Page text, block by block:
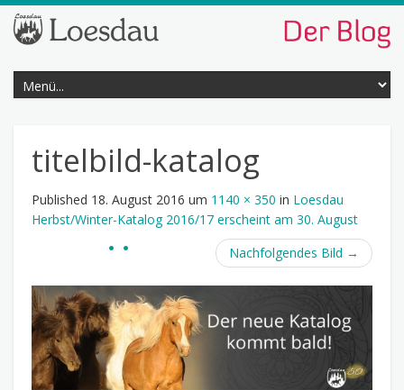
titelbild-katalog
Published 18. August 2016 um 1140 × 350 in Loesdau
Herbst/Winter-Katalog 2016/17 erscheint am 30. August
Nachfolgendes Bild →